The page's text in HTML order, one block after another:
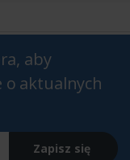
aby
aktualnych
Zapisz się